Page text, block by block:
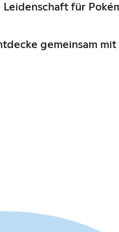
für
gemeinsam